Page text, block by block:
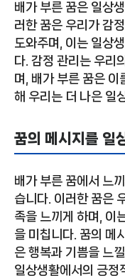
배가 부른 꿈은 일상
러한 꿈은 우리가 감
도와주며, 이는 일상
다. 감정 관리는 우리
며, 배가 부른 꿈은 이
해 우리는 더 나은 일
꿈의 메시지를 일
배가 부른 꿈에서 느
습니다. 이러한 꿈은
족을 느끼게 하며, 이
을 미칩니다. 꿈의 메
은 행복과 기쁨을 느
일상생활에서의 긍정